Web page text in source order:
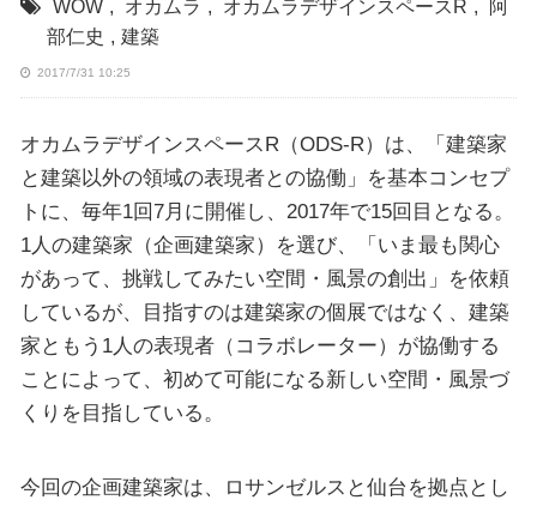
WOW , オカムラ , オカムラデザインスペースR ,
阿
部仁史 , 建築
2017/7/31 10:25
オカムラデザインスペースR（ODS-R）は、「建築家
と建築以外の領域の表現者との協働」を基本コンセプ
トに、毎年1回7月に開催し、2017年で15回目となる。
1人の建築家（企画建築家）を選び、「いま最も関心
があって、挑戦してみたい空間・風景の創出」を依頼
しているが、目指すのは建築家の個展ではなく、建築
家ともう1人の表現者（コラボレーター）が協働する
ことによって、初めて可能になる新しい空間・風景づ
くりを目指している。
今回の企画建築家は、ロサンゼルスと仙台を拠点とし